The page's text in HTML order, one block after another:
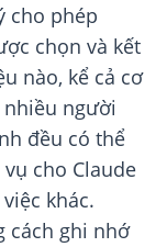
cho phép
chọn và kết
nào, kể cả cơ
người
đều có thể
cho Claude
khác.
cách ghi nhớ